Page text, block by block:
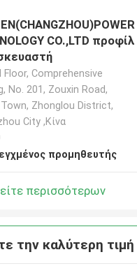
CO.,LTD προφίλ
Floor, Comprehensive
No. 201, Zouxin Road,
Zhonglou District,
City ,Κίνα
προμηθευτής
περισσότερων
την καλύτερη τιμή